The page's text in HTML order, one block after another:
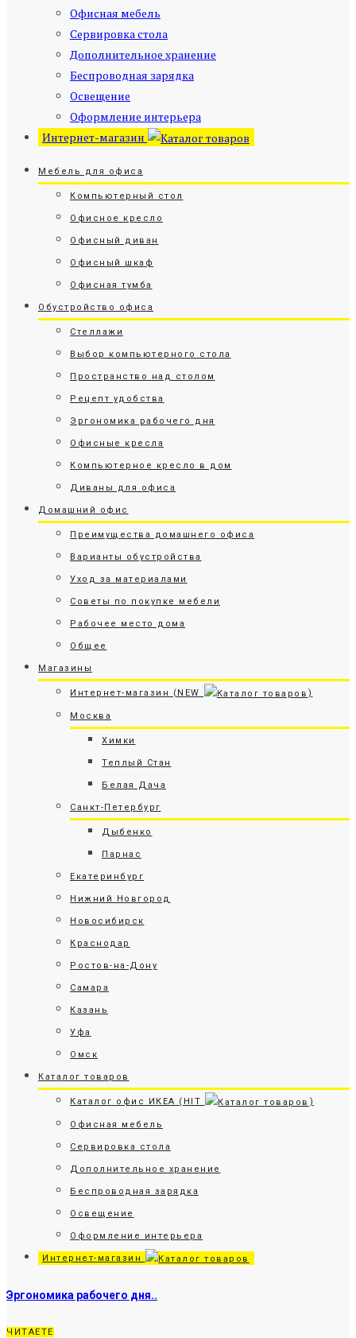
Офисная мебель
Сервировка стола
Дополнительное хранение
Беспроводная зарядка
Освещение
Оформление интерьера
Интернет-магазин
Мебель для офиса
Компьютерный стол
Офисное кресло
Офисный диван
Офисный шкаф
Офисная тумба
Обустройство офиса
Стеллажи
Выбор компьютерного стола
Пространство над столом
Рецепт удобства
Эргономика рабочего дня
Офисные кресла
Компьютерное кресло в дом
Диваны для офиса
Домашний офис
Преимущества домашнего офиса
Варианты обустройства
Уход за материалами
Советы по покупке мебели
Рабочее место дома
Общее
Магазины
Интернет-магазин (NEW )
Москва
Химки
Теплый Стан
Белая Дача
Санкт-Петербург
Дыбенко
Парнас
Екатеринбург
Нижний Новгород
Новосибирск
Краснодар
Ростов-на-Дону
Самара
Казань
Уфа
Омск
Каталог товаров
Каталог офис ИКЕА (HIT )
Офисная мебель
Сервировка стола
Дополнительное хранение
Беспроводная зарядка
Освещение
Оформление интерьера
Интернет-магазин
Эргономика рабочего дня..
ЧИТАЕТЕ